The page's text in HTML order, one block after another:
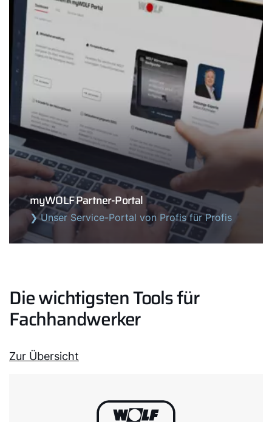
myWOLF Partner-Portal
❯ Unser Service-Portal von Profis für Profis
Die wichtigsten Tools für
Fachhandwerker
Zur Übersicht